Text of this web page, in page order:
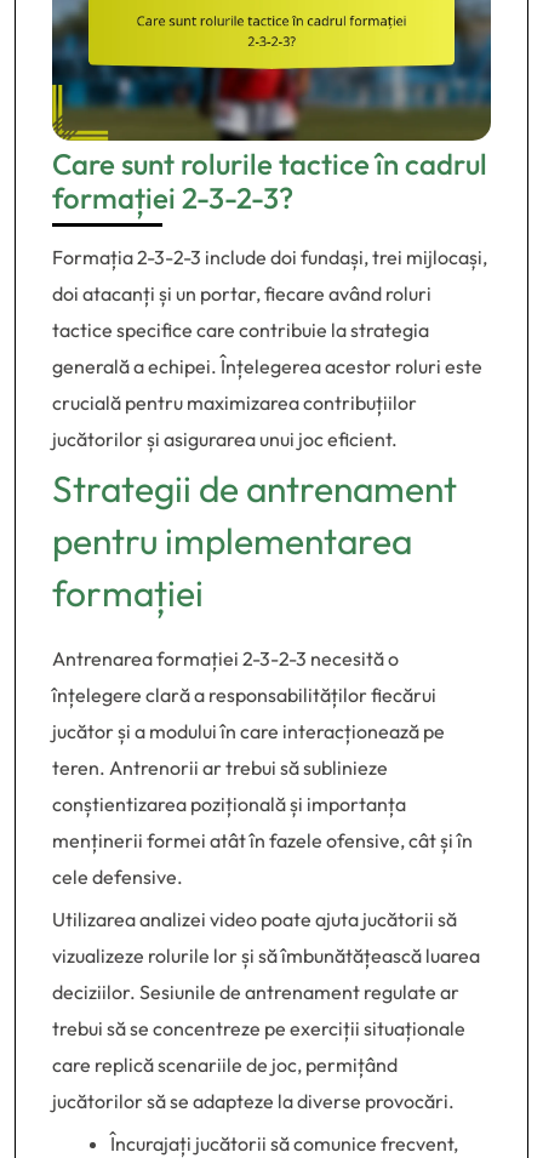
Care sunt rolurile tactice în cadrul
formației 2-3-2-3?
Formația 2-3-2-3 include doi fundași, trei mijlocași,
doi atacanți și un portar, fiecare având roluri
tactice specifice care contribuie la strategia
generală a echipei. Înțelegerea acestor roluri este
crucială pentru maximizarea contribuțiilor
jucătorilor și asigurarea unui joc eficient.
Strategii de antrenament
pentru implementarea
formației
Antrenarea formației 2-3-2-3 necesită o
înțelegere clară a responsabilităților fiecărui
jucător și a modului în care interacționează pe
teren. Antrenorii ar trebui să sublinieze
conștientizarea pozițională și importanța
menținerii formei atât în fazele ofensive, cât și în
cele defensive.
Utilizarea analizei video poate ajuta jucătorii să
vizualizeze rolurile lor și să îmbunătățească luarea
deciziilor. Sesiunile de antrenament regulate ar
trebui să se concentreze pe exerciții situaționale
care replică scenariile de joc, permițând
jucătorilor să se adapteze la diverse provocări.
Încurajați jucătorii să comunice frecvent,